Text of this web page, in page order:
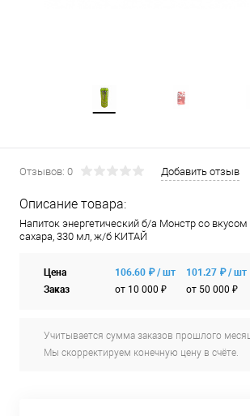
Отзывов: 0 Добавить отзыв
Описание товара:
Напиток энергетический б/а Монстр со вкусом
сахара, 330 мл, ж/б КИТАЙ
Цена
Заказ
106.60 ₽ / шт
от 10 000 ₽
101.27 ₽ / шт
от 50 000 ₽
Учитывается сумма заказов прошлого
Мы скорректируем конечную цену в счёте.